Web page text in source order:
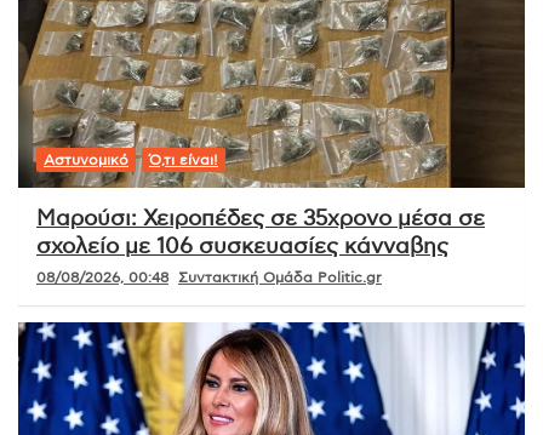
Αστυνομικό Ό,τι είναι!
Μαρούσι: Χειροπέδες σε 35χρονο μέσα σε
σχολείο με 106 συσκευασίες κάνναβης
08/08/2026, 00:48 Συντακτική Ομάδα Politic.gr